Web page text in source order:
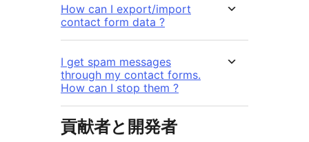
How can I export/import
contact form data ?
I get spam messages
through my contact forms.
How can I stop them ?
貢献者と開発者